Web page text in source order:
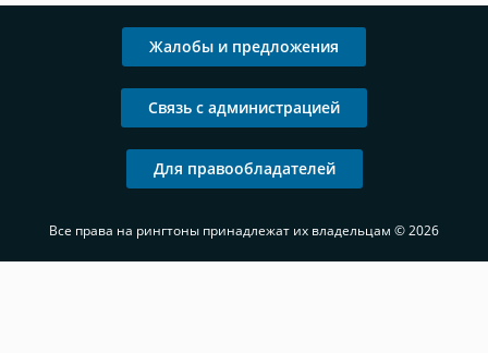
Жалобы и предложения
Связь с администрацией
Для правообладателей
Все права на рингтоны принадлежат их владельцам © 2026